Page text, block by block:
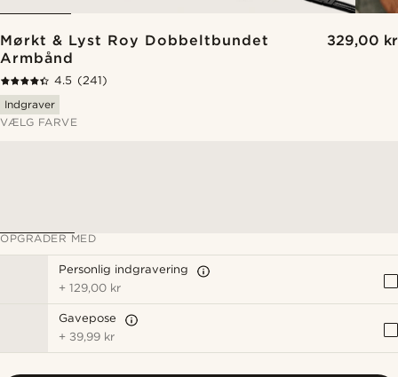
Mørkt & Lyst Roy Dobbeltbundet
Armbånd
329,00 kr
4.5 (241)
Indgraver
VÆLG FARVE
OPGRADER MED
Personlig indgravering
+129,00 kr
Gavepose
+ 39,99 kr